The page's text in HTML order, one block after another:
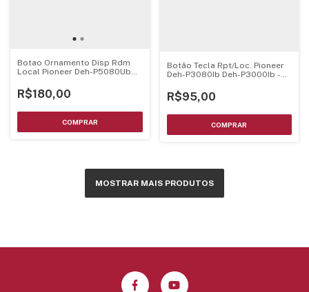
Botao Ornamento Disp Rdm
Local Pioneer Deh-P5080Ub
R$180,00
Botão Tecla Rpt/Loc. Pioneer
Deh-P3080Ib Deh-P3000Ib -
R$95,00
MOSTRAR MAIS PRODUTOS